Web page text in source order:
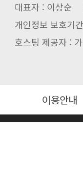
대표자 : 이상순
개인정보 보호기
호스팅 제공자 :
이용안내